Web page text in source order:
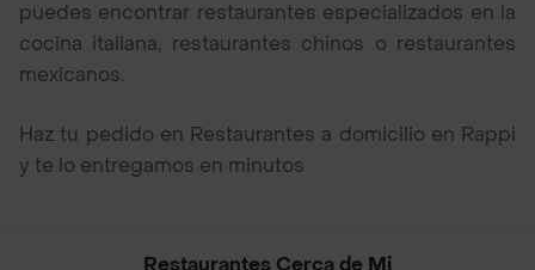
puedes encontrar restaurantes especializados en la
cocina italiana, restaurantes chinos o restaurantes
mexicanos.
Haz tu pedido en Restaurantes a domicilio en Rappi
y te lo entregamos en minutos
Restaurantes Cerca de Mi